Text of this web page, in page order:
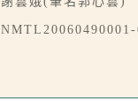
NMTL20060490001-